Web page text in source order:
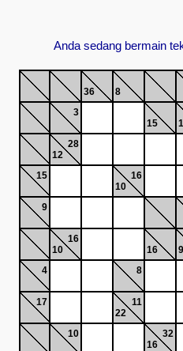
Anda sedang bermain
36 8
3
15
28
12
15
16
10
9
16
10
16
9
4
8
17
11
22
10
32
16